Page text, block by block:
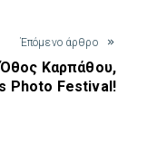
Έπόμενο άρθρο
Καρπάθου,
Photo Festival!